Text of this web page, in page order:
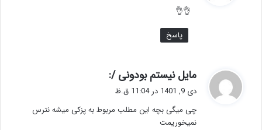
👌👌
پاسخ
مایل نیستم بودونی /:
:
دی 9, 1401 در 11:04 ق.ظ
چی میگی بچه این مطلب مربوط به پزکی میشه نترس
نمیخوریمت